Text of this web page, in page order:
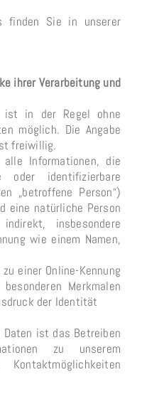
finden Sie in unserer
ihrer Verarbeitung und
ist in der Regel ohne
möglich. Die Angabe
freiwillig.
alle Informationen, die
identifizierbare
„betroffene Person“)
eine natürliche Person
insbesondere
wie einem Namen,
einer Online-Kennung
Merkmalen
der Identität
Daten ist das Betreiben
zu unserem
Kontaktmöglichkeiten